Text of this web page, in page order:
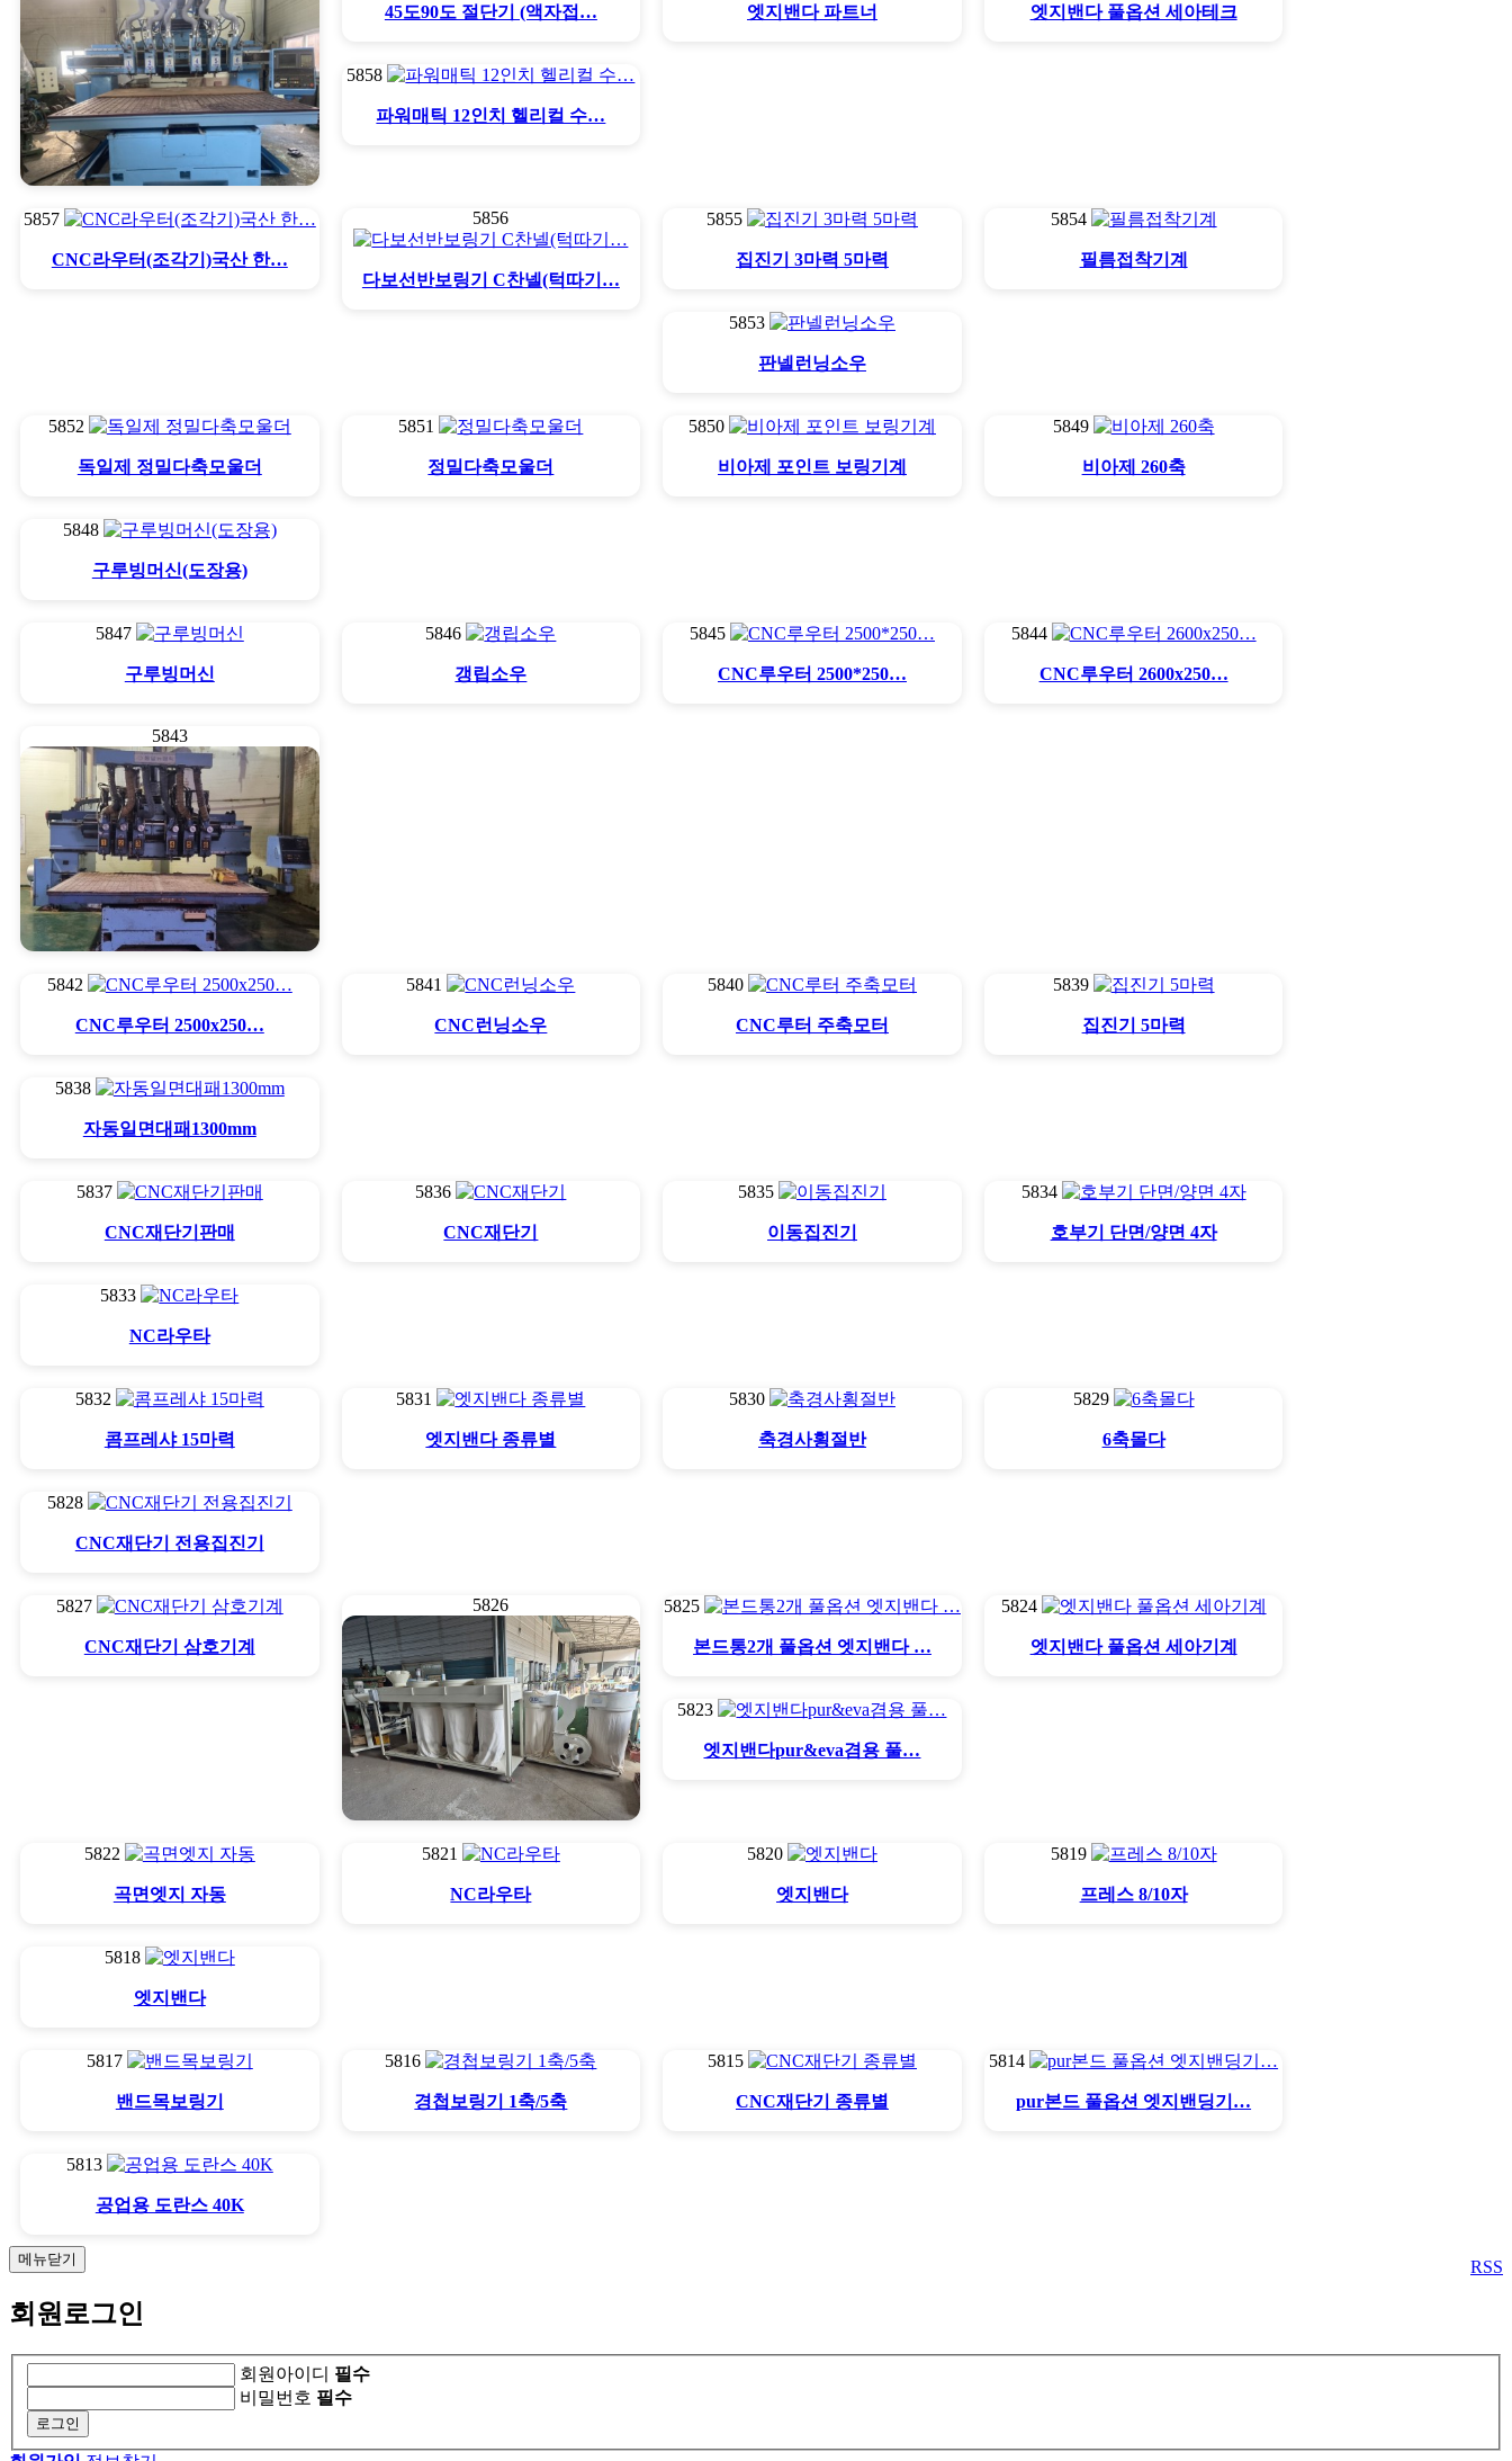
45도90도 절단기 (액자접… 엣지밴다 파트너 엣지밴다 풀옵션 세아테크
5858
파워매틱 12인치 헬리컬 수…
5857
CNC라우터(조각기)국산 한…
5856
다보선반보링기 C찬넬(턱따기…
5855
집진기 3마력 5마력
5854
필름접착기계
5853
판넬런닝소우
5852
독일제 정밀다축모울더
5851
정밀다축모울더
5850
비아제 포인트 보링기계
5849
비아제 260축
5848
구루빙머신(도장용)
5847
구루빙머신
5846
갱립소우
5845
CNC루우터 2500*250…
5844
CNC루우터 2600x250…
5843
5842
CNC루우터 2500x250…
5841
CNC런닝소우
5840
CNC루터 주축모터
5839
집진기 5마력
5838
자동일면대패1300mm
5837
CNC재단기판매
5836
CNC재단기
5835
이동집진기
5834
호부기 단면/양면 4자
5833
NC라우타
5832
콤프레샤 15마력
5831
엣지밴다 종류별
5830
축경사횡절반
5829
6축몰다
5828
CNC재단기 전용집진기
5827
CNC재단기 삼호기계
5826 5825
본드통2개 풀옵션 엣지밴다 …
5824
엣지밴다 풀옵션 세아기계
5823
엣지밴다pur&eva겸용 풀…
5822
곡면엣지 자동
5821
NC라우타
5820
엣지밴다
5819
프레스 8/10자
5818
엣지밴다
5817
밴드목보링기
5816
경첩보링기 1축/5축
5815
CNC재단기 종류별
5814
pur본드 풀옵션 엣지밴딩기…
5813
공업용 도란스 40K
RSS
메뉴닫기
회원로그인
회원아이디 필수
비밀번호 필수